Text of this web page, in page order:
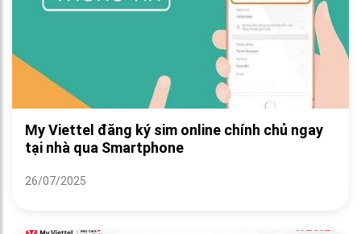
My Viettel đăng ký sim online chính chủ ngay
tại nhà qua Smartphone
26/07/2025